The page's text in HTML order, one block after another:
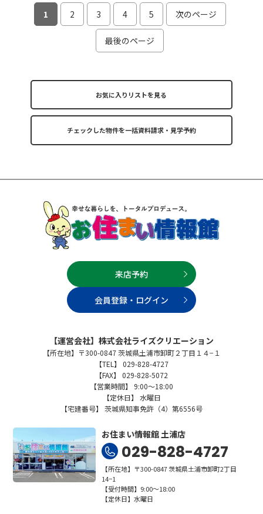
1
2 3 4 5 次のページ
最後のページ
お気に入りリストを見る
来店予約
会員登録・ログイン
【運営会社】株式会社ライズクリエーション
【所在地】〒300-0847 茨城県土浦市卸町２丁目１４−１
【TEL】 029-828-4727
【FAX】 029-828-5072
【営業時間】 9:00～18:00
【定休日】 水曜日
【宅建番号】 茨城県知事免許（4）第6556号
お住まい情報館 土浦店
029-828-4727
【所在地】〒300-0847 茨城県土浦市卸町2丁目
14−1
【受付時間】9:00～18:00
【定休日】水曜日